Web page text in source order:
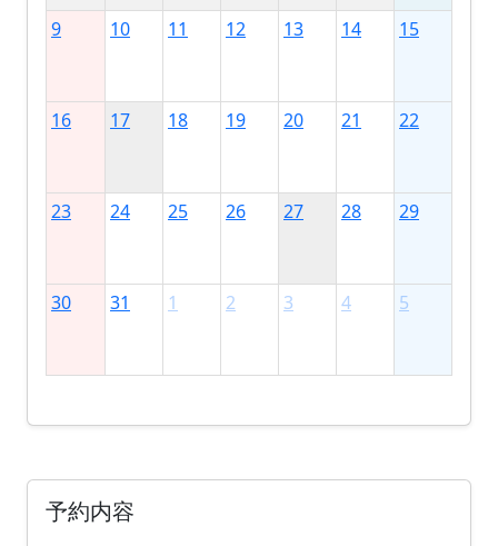
9 10 11 12 13 14 15
16 17 18 19 20 21 22
23 24 25 26 27 28 29
30 31 1 2 3 4 5
予約内容